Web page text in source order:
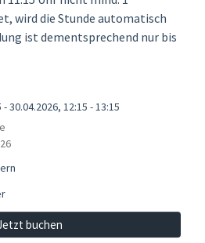
wird die Stunde automatisch
ist dementsprechend nur bis
30.04.2026, 12:15 - 13:15
buchen